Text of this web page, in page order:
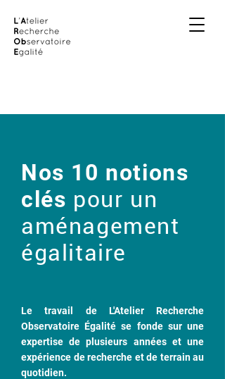
Nos 10 notions
clés pour un
aménagement
égalitaire
Le travail de L'Atelier Recherche
Observatoire Égalité se fonde sur une
expertise de plusieurs années et une
expérience de recherche et de terrain au
quotidien.